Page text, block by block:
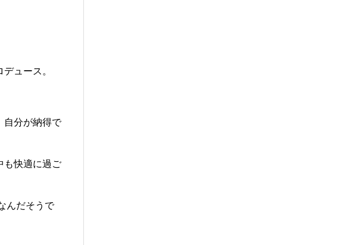
ュース。
自分が納得で
も快適に過ご
んだそうで